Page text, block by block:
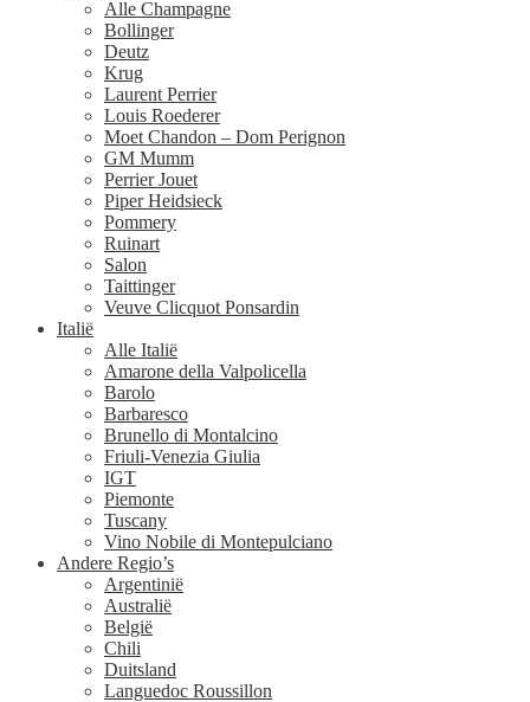
Alle Champagne
Bollinger
Deutz
Krug
Laurent Perrier
Louis Roederer
Moet Chandon – Dom Perignon
GM Mumm
Perrier Jouet
Piper Heidsieck
Pommery
Ruinart
Salon
Taittinger
Veuve Clicquot Ponsardin
Italië
Alle Italië
Amarone della Valpolicella
Barolo
Barbaresco
Brunello di Montalcino
Friuli-Venezia Giulia
IGT
Piemonte
Tuscany
Vino Nobile di Montepulciano
Andere Regio’s
Argentinië
Australië
België
Chili
Duitsland
Languedoc Roussillon